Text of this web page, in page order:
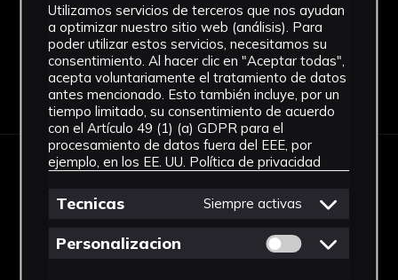
Descargar Ficha
Utilizamos servicios de terceros que nos ayudan
a optimizar nuestro sitio web (análisis). Para
poder utilizar estos servicios, necesitamos su
consentimiento. Al hacer clic en "Aceptar todas",
acepta voluntariamente el tratamiento de datos
antes mencionado. Esto también incluye, por un
tiempo limitado, su consentimiento de acuerdo
con el Artículo 49 (1) (a) GDPR para el
procesamiento de datos fuera del EEE, por
ejemplo, en los EE. UU. Política de privacidad
Tecnicas Siempre activas
Personalizacion Permitir cookies